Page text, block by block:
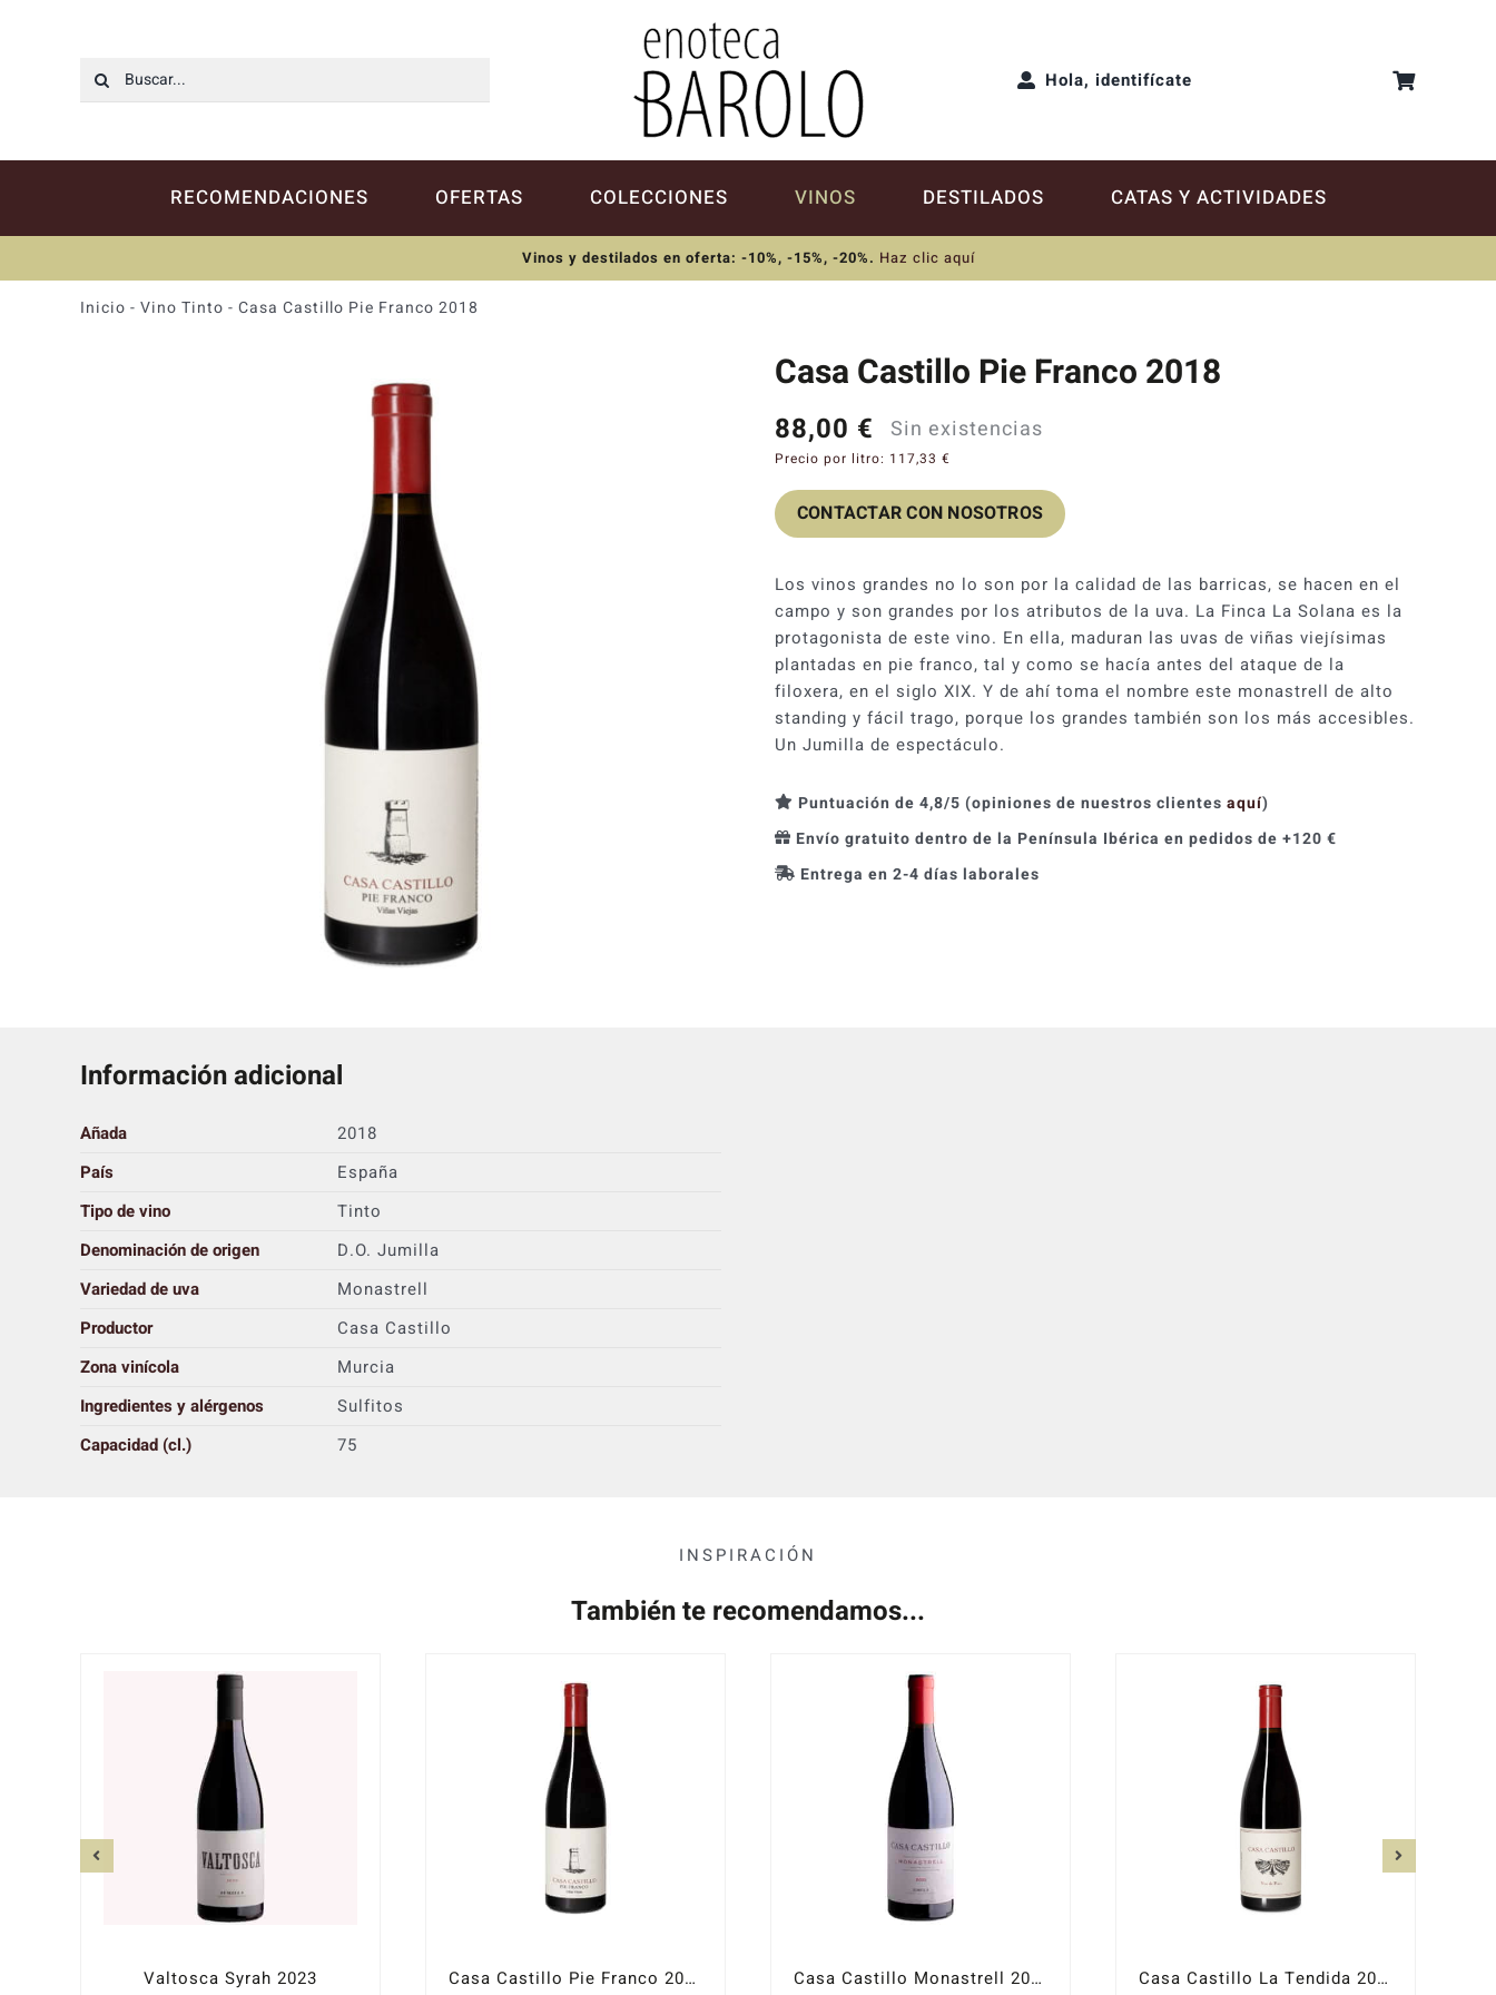
Buscar: Hola, identifícate
RECOMENDACIONES OFERTAS COLECCIONES VINOS DESTILADOS CATAS Y ACTIVIDADES
Vinos y destilados en oferta: -10%, -15%, -20%. Haz clic aquí
Inicio - Vino Tinto - Casa Castillo Pie Franco 2018
Casa Castillo Pie Franco 2018
88,00 € Sin existencias
Precio por litro: 117,33 €
CONTACTAR CON NOSOTROS
Los vinos grandes no lo son por la calidad de las barricas, se hacen en el
campo y son grandes por los atributos de la uva. La Finca La Solana es la
protagonista de este vino. En ella, maduran las uvas de viñas viejísimas
plantadas en pie franco, tal y como se hacía antes del ataque de la
filoxera, en el siglo XIX. Y de ahí toma el nombre este monastrell de alto
standing y fácil trago, porque los grandes también son los más accesibles.
Un Jumilla de espectáculo.
Puntuación de 4,8/5 (opiniones de nuestros clientes aquí)
Envío gratuito dentro de la Península Ibérica en pedidos de +120 €
Entrega en 2-4 días laborales
Información adicional
Añada
2018
País
España
Tipo de vino
Tinto
Denominación de origen
D.O. Jumilla
Variedad de uva
Monastrell
Productor
Casa Castillo
Zona vinícola
Murcia
Ingredientes y alérgenos
Sulfitos
Capacidad (cl.)
75
INSPIRACIÓN
También te recomendamos...
Valtosca Syrah 2023 Casa Castillo Pie Franco 2021 Casa Castillo Monastrell 2024 Casa Castillo La Tendida 2023